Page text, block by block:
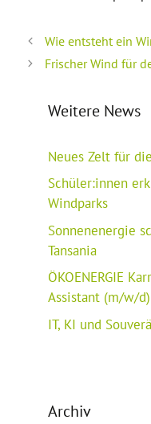
Wie entsteht ein
Frischer Wind für
Weitere News
Neues Zelt für
Schüler:innen
Windparks
Sonnenenergie
Tansania
ÖKOENERGIE
Assistant (m/w/d)
IT, KI und
Archiv